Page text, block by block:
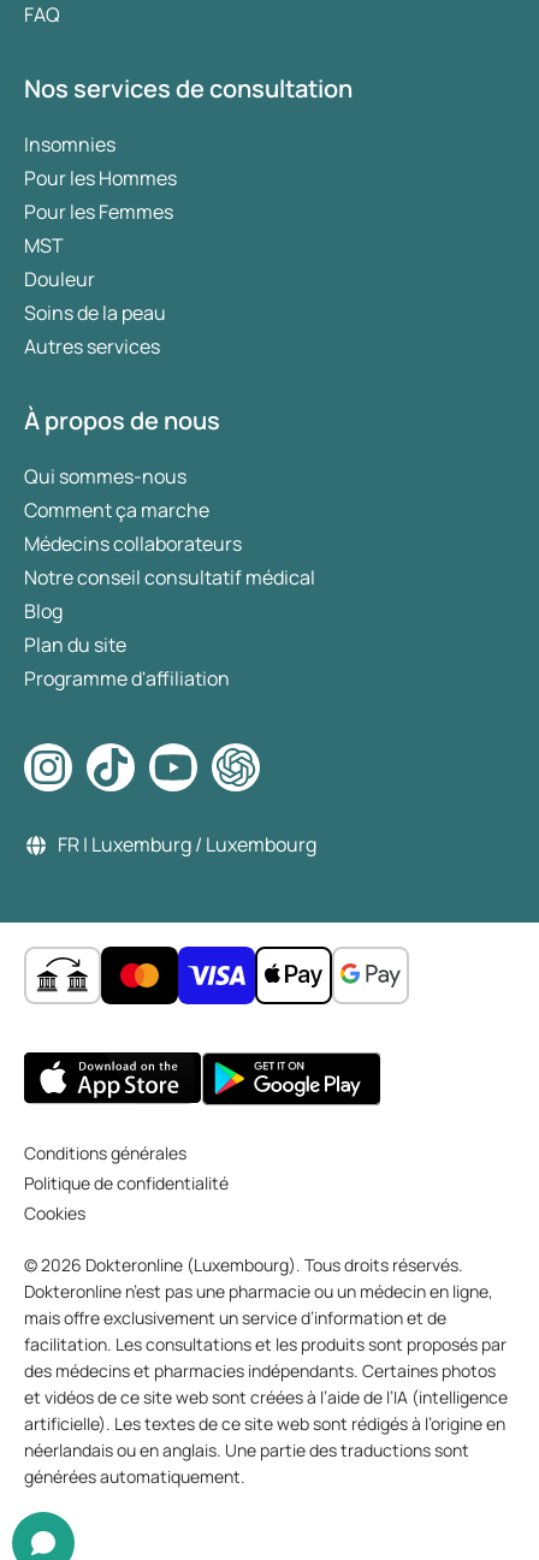
FAQ
Nos services de consultation
Insomnies
Pour les Hommes
Pour les Femmes
MST
Douleur
Soins de la peau
Autres services
À propos de nous
Qui sommes-nous
Comment ça marche
Médecins collaborateurs
Notre conseil consultatif médical
Blog
Plan du site
Programme d'affiliation
FR | Luxemburg / Luxembourg
Conditions générales
Politique de confidentialité
Cookies
© 2026 Dokteronline (Luxembourg). Tous droits réservés.
Dokteronline n’est pas une pharmacie ou un médecin en ligne,
mais offre exclusivement un service d’information et de
facilitation. Les consultations et les produits sont proposés par
des médecins et pharmacies indépendants. Certaines photos
et vidéos de ce site web sont créées à l’aide de l’IA (intelligence
artificielle). Les textes de ce site web sont rédigés à l’origine en
néerlandais ou en anglais. Une partie des traductions sont
générées automatiquement.